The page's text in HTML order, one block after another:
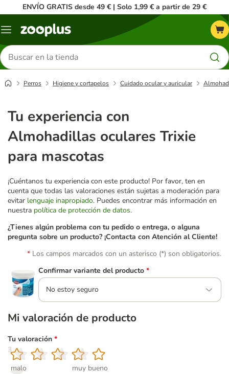
ENVÍO GRATIS desde 49 € | Solo 1,99 € a partir de 29 €
Menú
Buscar
productos
Perros Higiene y cortapelos Cuidado ocular y auricular
Tu experiencia con
Almohadillas oculares Trixie
para mascotas
¡Cuéntanos tu experiencia con este producto! Por favor, ten en
cuenta que todas las valoraciones están sujetas a moderación para
evitar lenguaje inapropiado. Puedes encontrar más información en
nuestra política de protección de datos.
¿Tienes algún problema con tu pedido o entrega, o alguna
pregunta sobre un producto? ¡Contacta con Atención al Cliente!
Los campos marcados con un asterisco (*) son obligatorios.
Confirmar variante del producto *
No estoy seguro
Mi valoración de producto
Tu valoración *
1
malo
2
3
4
5
muy bueno